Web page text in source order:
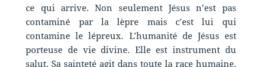
ce qui arrive. Non seulement Jésus n’est pas
contaminé par la lèpre mais c’est lui qui
contamine le lépreux. L’humanité de Jésus est
porteuse de vie divine. Elle est instrument du
salut. Sa sainteté agit dans toute la race humaine.